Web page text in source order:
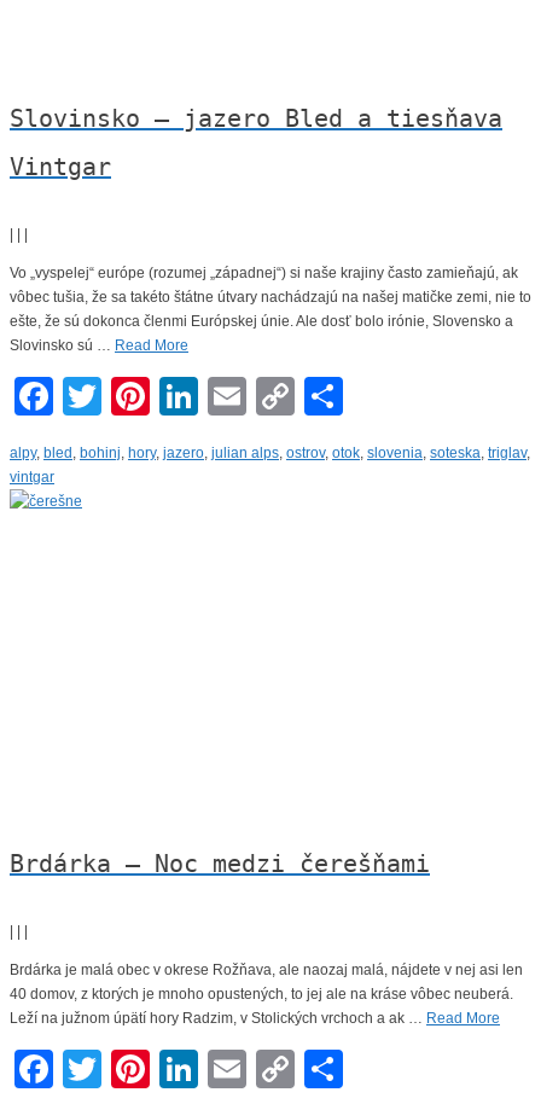
Slovinsko – jazero Bled a tiesňava
Vintgar
Vo „vyspelej“ európe (rozumej „západnej“) si naše krajiny často zamieňajú, ak
vôbec tušia, že sa takéto štátne útvary nachádzajú na našej matičke zemi, nie to
ešte, že sú dokonca členmi Európskej únie. Ale dosť bolo irónie, Slovensko a
Slovinsko sú … Read More
Facebook
TwitterPinterest
LinkedIn
EmailCopy
alpy, bled , bohinj, hory, jazero, julian alps, ostrov, otok, slovenia, soteska, triglav,
vintgar
Brdárka – Noc medzi čerešňami
Brdárka je malá obec v okrese Rožňava, ale naozaj malá, nájdete v nej asi len
40 domov, z ktorých je mnoho opustených, to jej ale na kráse vôbec neuberá.
Leží na južnom úpätí hory Radzim, v Stolických vrchoch a ak … Read More
Facebook
TwitterPinterest
LinkedIn
EmailCopy